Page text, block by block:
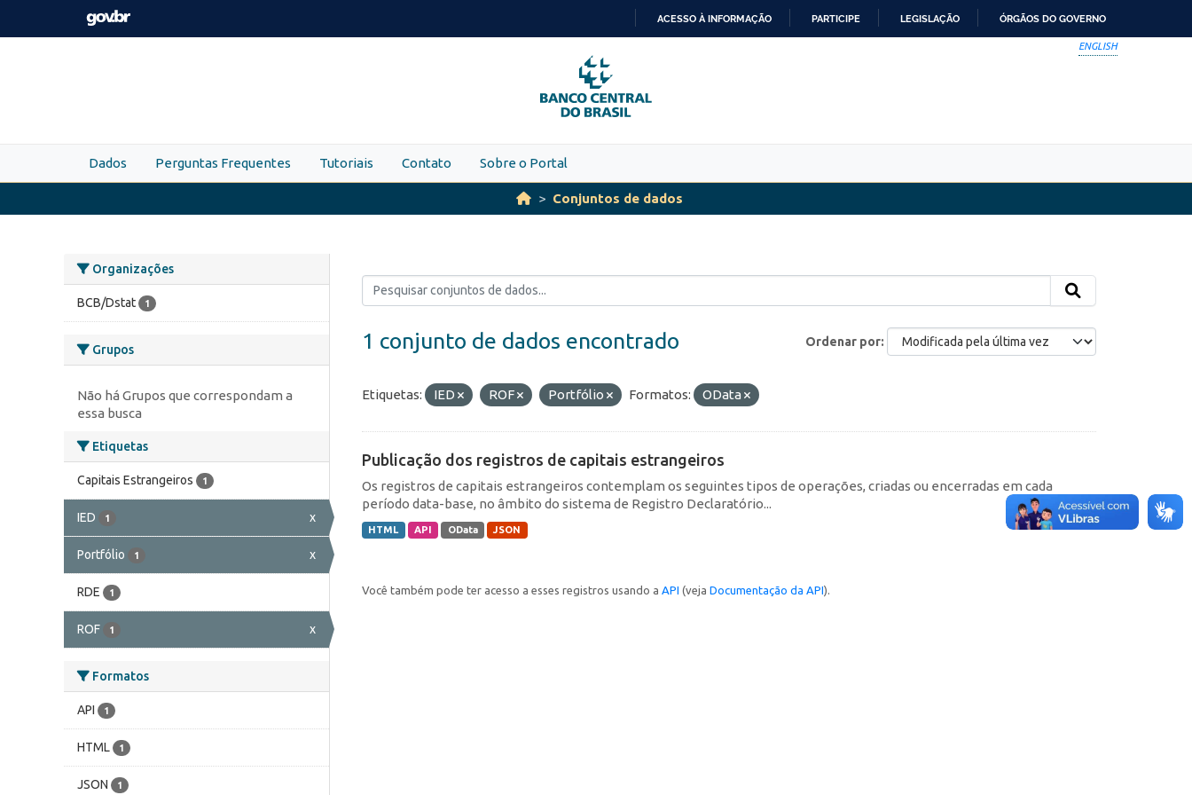
Skip to main content
PARA
O
CONTEÚDO
ACESSO À INFORMAÇÃO PARTICIPE LEGISLAÇÃO ÓRGÃOS DO GOVERNO
ENGLISH
Dados Perguntas Frequentes Tutoriais Contato Sobre o Portal
Conjuntos de dados
Organizações
BCB/Dstat 1
Grupos
Não há Grupos que correspondam a
essa busca
Etiquetas
Capitais Estrangeiros 1
IED 1 x
Portfólio 1 x
RDE 1
ROF 1 x
Formatos
API 1
HTML 1
JSON 1
Ordenar por
1 conjunto de dados encontrado
Etiquetas: IED ROF Portfólio Formatos: OData
Publicação dos registros de capitais estrangeiros
Os registros de capitais estrangeiros contemplam os seguintes tipos de operações, criadas ou encerradas em cada
período data-base, no âmbito do sistema de Registro Declaratório...
HTML API OData JSON
Você também pode ter acesso a esses registros usando a API (veja Documentação da API).